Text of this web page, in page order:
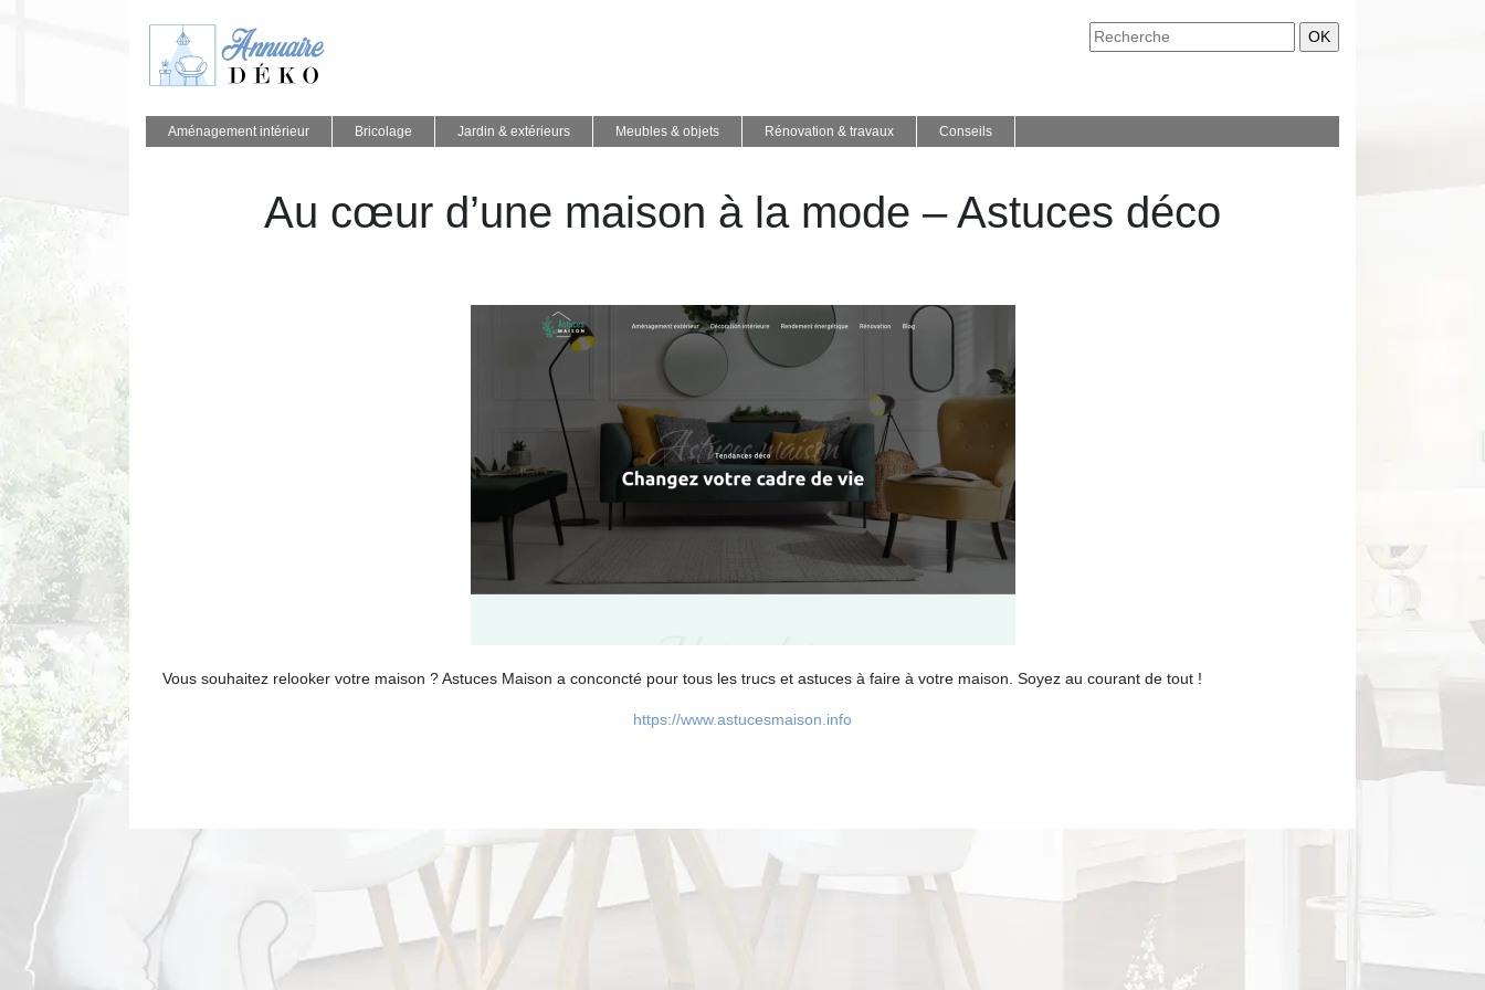
Aménagement intérieur Bricolage Jardin & extérieurs Meubles & objets Rénovation & travaux Conseils
Au cœur d’une maison à la mode – Astuces déco
Vous souhaitez relooker votre maison ? Astuces Maison a conconcté pour tous les trucs et astuces à faire à votre maison. Soyez au courant de tout !
https://www.astucesmaison.info